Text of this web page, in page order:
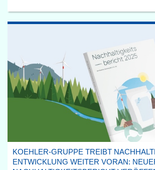
KOEHLER-GRUPPE TREIBT
ENTWICKLUNG WEITER VORAN: